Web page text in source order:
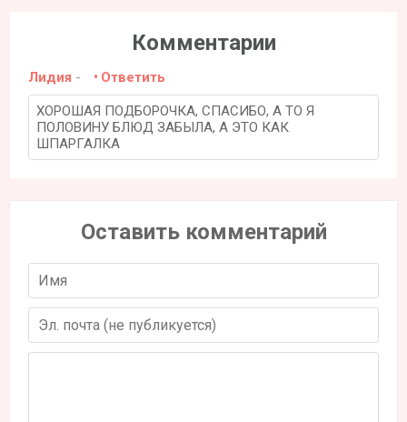
Комментарии
Лидия - Ответить
ХОРОШАЯ ПОДБОРОЧКА, СПАСИБО, А ТО Я
ПОЛОВИНУ БЛЮД ЗАБЫЛА, А ЭТО КАК
ШПАРГАЛКА
Оставить комментарий